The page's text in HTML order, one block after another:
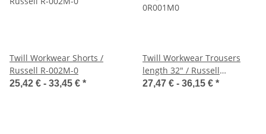
Twill Workwear Shorts /
Russell R-002M-0
25,42 € - 33,45 € *
Twill Workwear Trousers
length 32" / Russell
0R001M0
27,47 € - 36,15 € *